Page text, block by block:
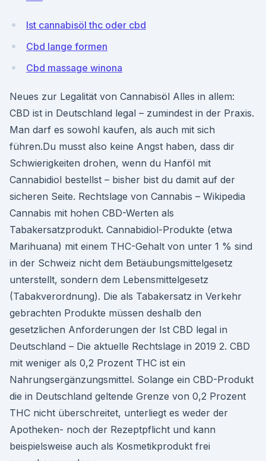
Ist cannabisöl thc oder cbd
Cbd lange formen
Cbd massage winona
Neues zur Legalität von Cannabisöl Alles in allem:
CBD ist in Deutschland legal – zumindest in der Praxis.
Man darf es sowohl kaufen, als auch mit sich
führen.Du musst also keine Angst haben, dass dir
Schwierigkeiten drohen, wenn du Hanföl mit
Cannabidiol bestellst – bisher bist du damit auf der
sicheren Seite. Rechtslage von Cannabis – Wikipedia
Cannabis mit hohen CBD-Werten als
Tabakersatzprodukt. Cannabidiol-Produkte (etwa
Marihuana) mit einem THC-Gehalt von unter 1 % sind
in der Schweiz nicht dem Betäubungsmittelgesetz
unterstellt, sondern dem Lebensmittelgesetz
(Tabakverordnung). Die als Tabakersatz in Verkehr
gebrachten Produkte müssen deshalb den
gesetzlichen Anforderungen der Ist CBD legal in
Deutschland – Die aktuelle Rechtslage in 2019 2. CBD
mit weniger als 0,2 Prozent THC ist ein
Nahrungsergänzungsmittel. Solange ein CBD-Produkt
die in Deutschland geltende Grenze von 0,2 Prozent
THC nicht überschreitet, unterliegt es weder der
Apotheken- noch der Rezeptpflicht und kann
beispielsweise auch als Kosmetikprodukt frei